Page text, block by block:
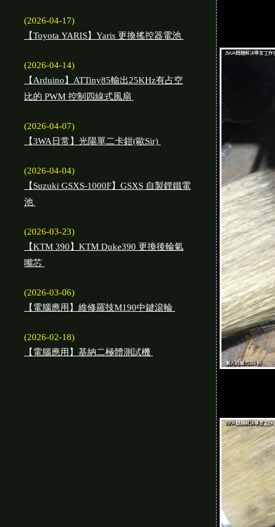
(2026-04-17)
【Toyota YARIS】Yaris 更換搖控器電池
(2026-04-14)
【Arduino】ATTiny85輸出25KHz有占空
比的 PWM 控制四線式風扇
(2026-04-07)
【3WA日常】光陽單二卡鉗(歐Sir)
(2026-04-04)
【Suzuki GSXS-1000F】GSXS 自製鋰鐵電
池
(2026-03-23)
【KTM 390】KTM Duke390 更換後輪氣
嘴芯
(2026-03-06)
【電腦應用】維修羅技M190中鍵滾輪
(2026-02-18)
【電腦應用】基納二極體測試機